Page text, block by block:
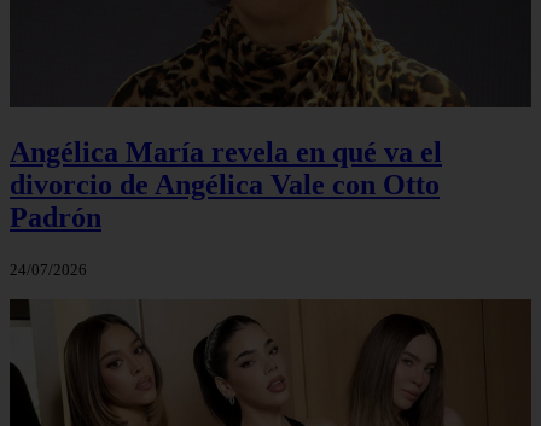
Angélica María revela en qué va el
divorcio de Angélica Vale con Otto
Padrón
24/07/2026